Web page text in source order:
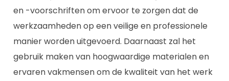
en -voorschriften om ervoor te zorgen dat de
werkzaamheden op een veilige en professionele
manier worden uitgevoerd. Daarnaast zal het
gebruik maken van hoogwaardige materialen en
ervaren vakmensen om de kwaliteit van het werk